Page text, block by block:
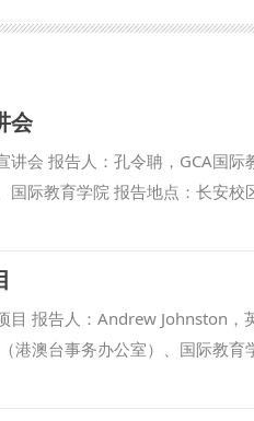
会
会 报告人：孔令聃，GCA国
国际教育学院 报告地点：长安
目 报告人：Andrew Johnston，
港澳台事务办公室）、国际教